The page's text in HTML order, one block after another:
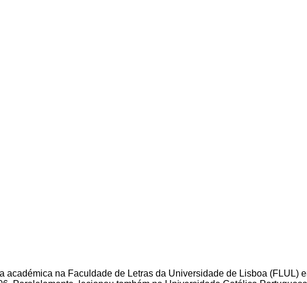
na Faculdade de Letras da Universidade de Lisboa (FLUL)